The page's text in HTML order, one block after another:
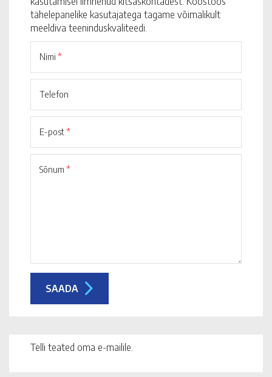
tähelepanelike kasutajatega tagame võimalikult
meeldiva teeninduskvaliteedi.
Nimi *
Telefon
E-post*
Sõnum *
Telli teated oma e-mailile.